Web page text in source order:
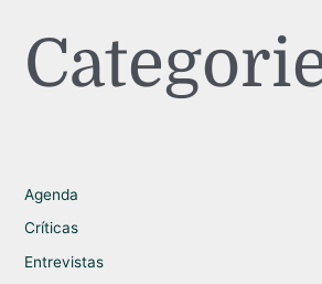
Agenda
Críticas
Entrevistas